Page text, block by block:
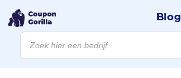
Producten
zoeken
Blog